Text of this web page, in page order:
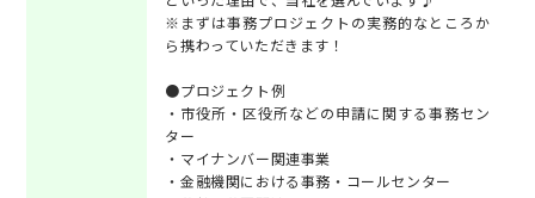
※まずは事務プロジェクトの実務的なところか
ら携わっていただきます！
●プロジェクト例
・市役所・区役所などの申請に関する事務セン
ター
・マイナンバー関連事業
・金融機関における事務・コールセンター